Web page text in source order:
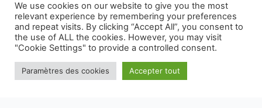
SAVOIR-FAIRE
MARQUES
E-BOUTIQUE
We use cookies on our website to give you the most
relevant experience by remembering your preferences
and repeat visits. By clicking “Accept All”, you consent to
the use of ALL the cookies. However, you may visit
"Cookie Settings" to provide a controlled consent.
Paramètres des cookies Accepter tout